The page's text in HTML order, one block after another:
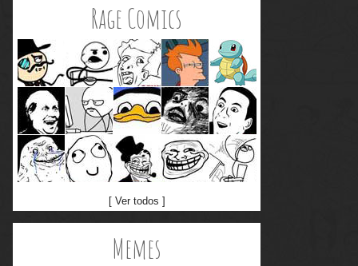
Rage Comics
[ Ver todos ]
Memes